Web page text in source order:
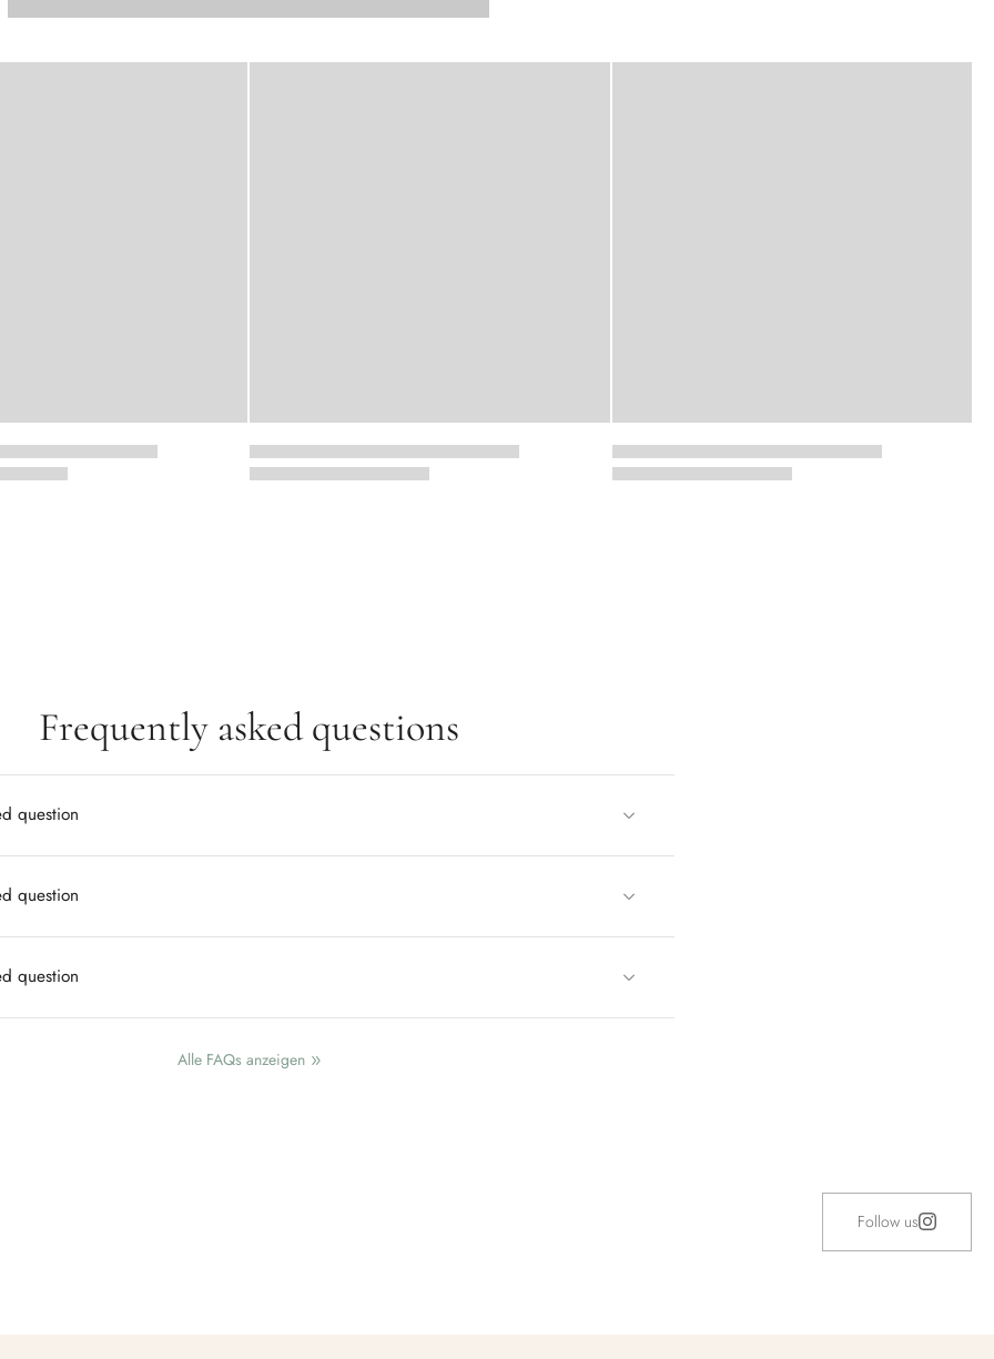
Frequently asked questions
question
question
question
Alle FAQs anzeigen
Follow us